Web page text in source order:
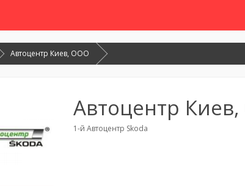
Автоцентр Киев, ООО
Автоцентр
1-й Автоцентр Skoda